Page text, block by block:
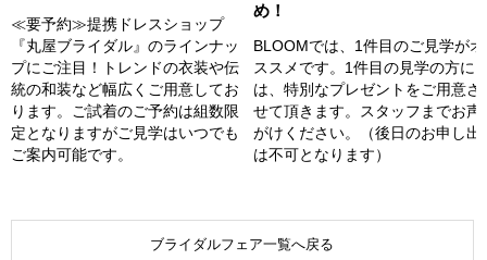
≪要予約≫提携ドレスショップ
『丸屋ブライダル』のラインナッ
プにご注目！トレンドの衣装や伝
統の和装など幅広くご用意してお
ります。ご試着のご予約は組数限
定となりますがご見学はいつでも
ご案内可能です。
め！
BLOOMでは、1件目のご見学がオ
ススメです。1件目の見学の方に
は、特別なプレゼントをご用意さ
せて頂きます。スタッフまでお声
がけください。（後日のお申し出
は不可となります）
ブライダルフェア一覧へ戻る